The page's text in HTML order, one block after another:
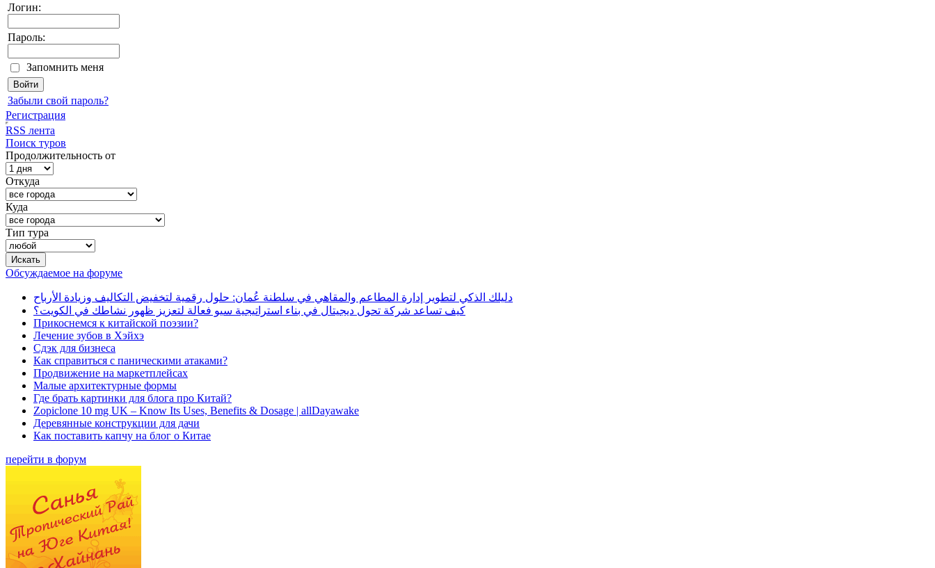
Логин:
Пароль:
Запомнить меня
Забыли свой пароль?
Регистрация
RSS лента
Поиск туров
Продолжительность от
Откуда
Куда
Тип тура
Обсуждаемое на форуме
دليلك الذكي لتطوير إدارة المطاعم والمقاهي في سلطنة عُمان: حلول رقمية لتخفيض التكاليف وزيادة الأرباح
كيف تساعد شركة تحول ديجيتال في بناء استراتيجية سيو فعالة لتعزيز ظهور نشاطك في الكويت؟
Прикоснемся к китайской поэзии?
Лечение зубов в Хэйхэ
Сдэк для бизнеса
Как справиться с паническими атаками?
Продвижение на маркетплейсах
Малые архитектурные формы
Где брать картинки для блога про Китай?
Zopiclone 10 mg UK – Know Its Uses, Benefits & Dosage | allDayawake
Деревянные конструкции для дачи
Как поставить капчу на блог о Китае
перейти в форум